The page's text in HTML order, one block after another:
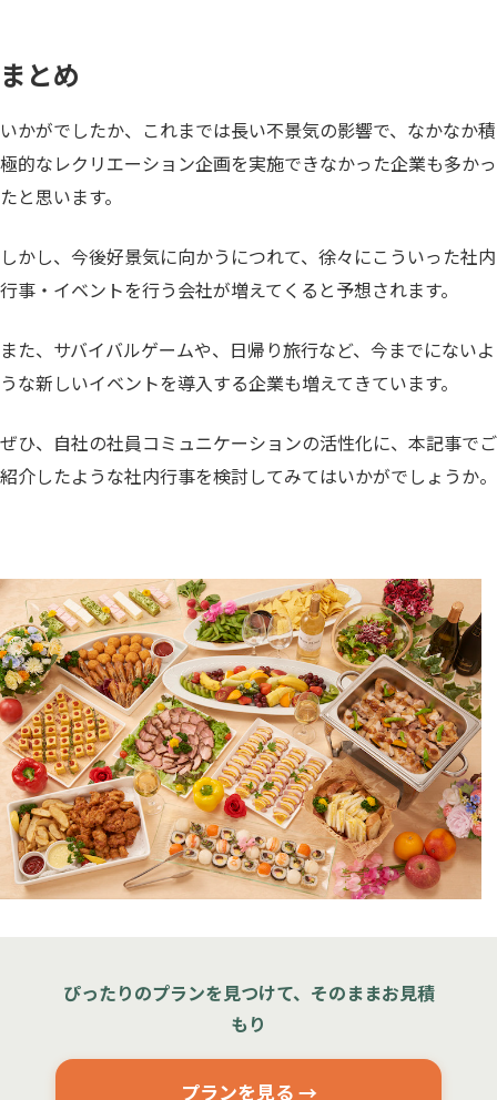
まとめ
いかがでしたか、これまでは長い不景気の影響で、なかなか積
極的なレクリエーション企画を実施できなかった企業も多かっ
たと思います。
しかし、今後好景気に向かうにつれて、徐々にこういった社内
行事・イベントを行う会社が増えてくると予想されます。
また、サバイバルゲームや、日帰り旅行など、今までにないよ
うな新しいイベントを導入する企業も増えてきています。
ぜひ、自社の社員コミュニケーションの活性化に、本記事でご
紹介したような社内行事を検討してみてはいかがでしょうか。
ぴったりのプランを見つけて、そのままお見積
もり
プランを見る →